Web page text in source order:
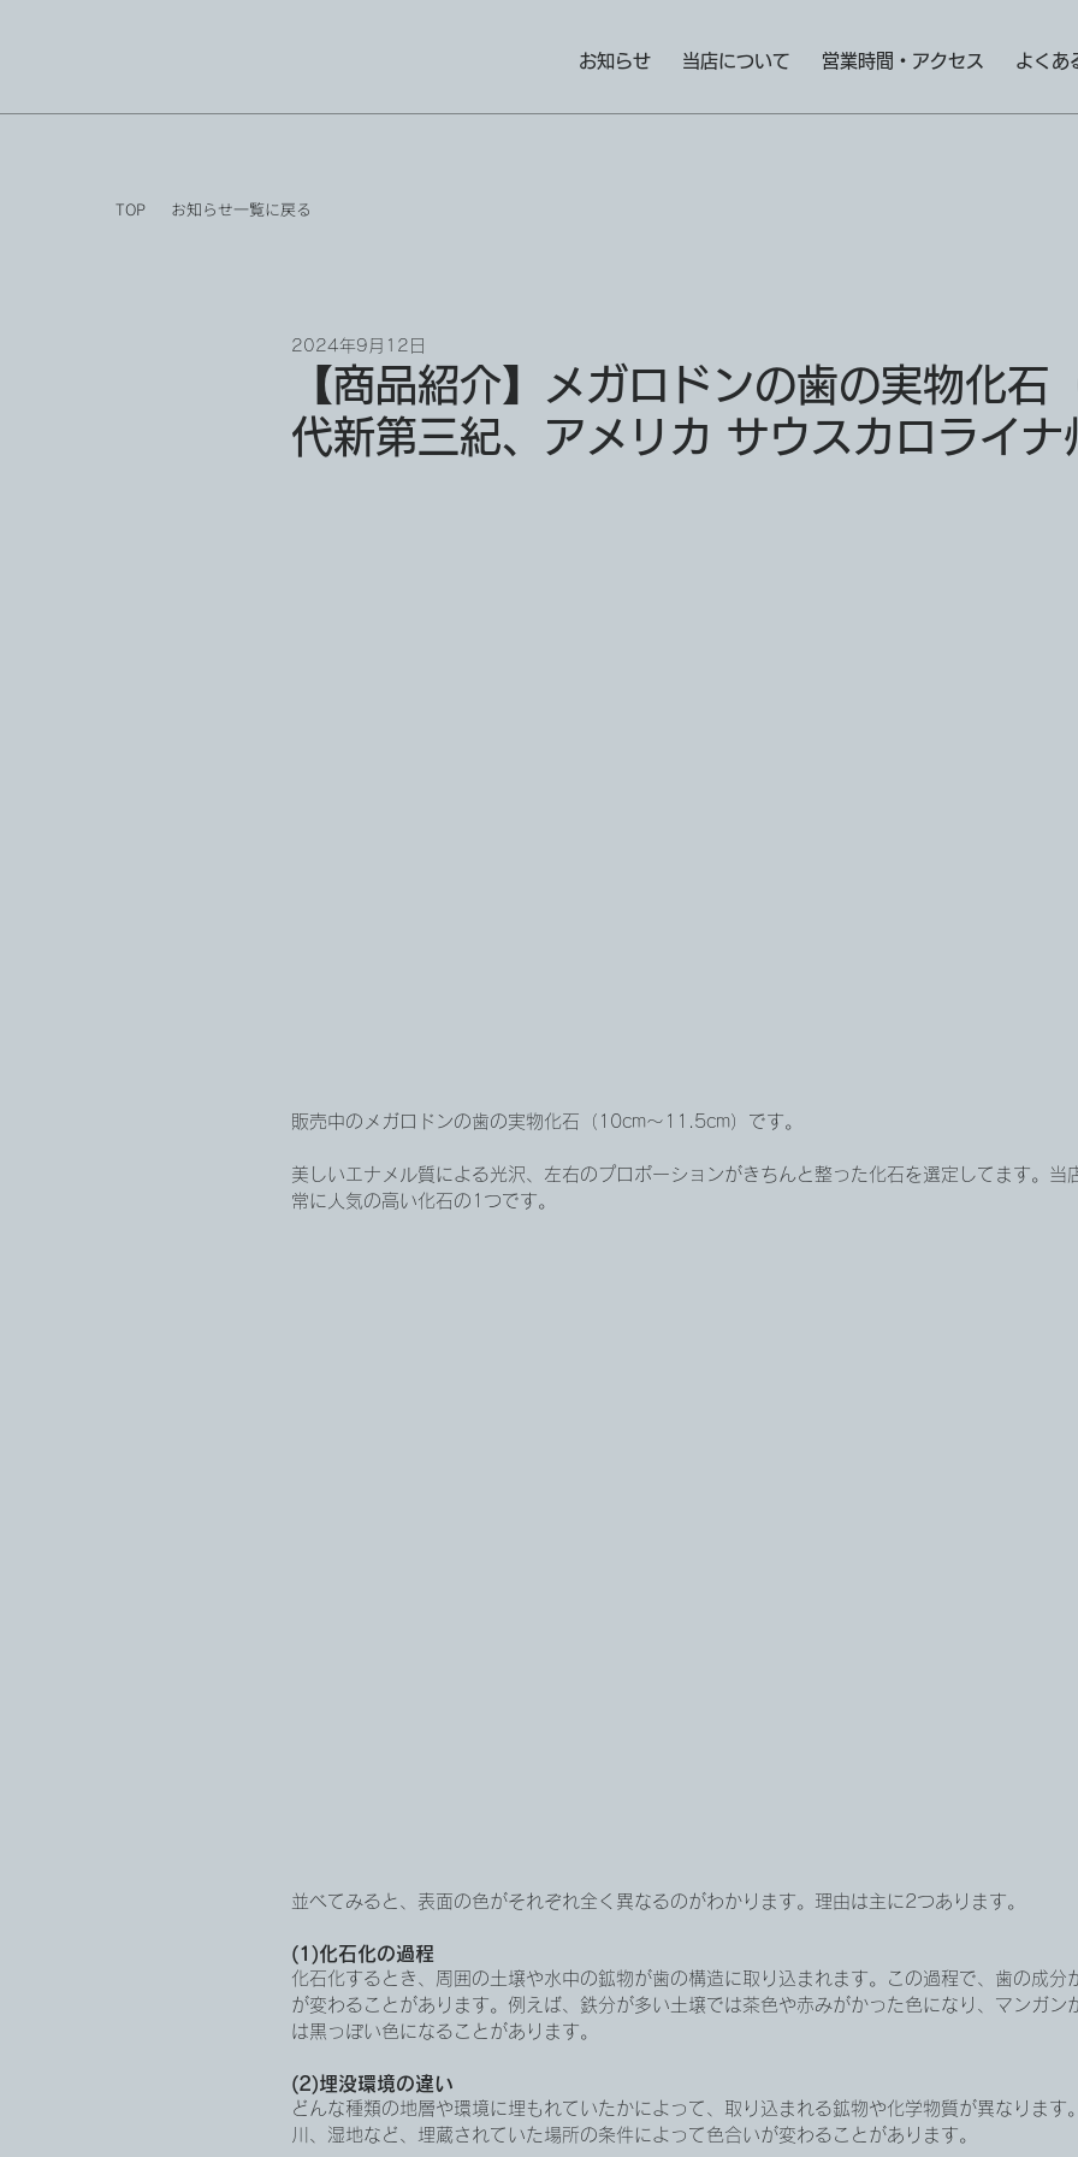
お知らせ 当店について 営業時間・アクセス よくあ
TOP お知らせ一覧に戻る
【商品紹介】メガロドンの歯の実物化石
代新第三紀、アメリカ サウスカロライナ
2024年9月12日
販売中のメガロドンの歯の実物化石（10cm〜11.5cm）です。
美しいエナメル質による光沢、左右のプロポーションがきちんと整った化石を選定してます。当
常に人気の高い化石の1つです。
並べてみると、表面の色がそれぞれ全く異なるのがわかります。理由は主に2つあります。
(1)化石化の過程
化石化するとき、周囲の土壌や水中の鉱物が歯の構造に取り込まれます。この過程で、歯の成分
が変わることがあります。例えば、鉄分が多い土壌では茶色や赤みがかった色になり、マンガン
は黒っぽい色になることがあります。
(2)埋没環境の違い
どんな種類の地層や環境に埋もれていたかによって、取り込まれる鉱物や化学物質が異なります
川、湿地など、埋蔵されていた場所の条件によって色合いが変わることがあります。